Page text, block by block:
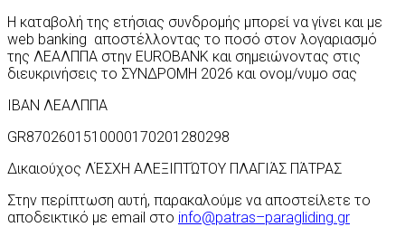
Η καταβολή της ετήσιας συνδρομής μπορεί να γίνει και με
web banking αποστέλλοντας το ποσό στον λογαριασμό
της ΛΕΑΛΠΠΑ στην EUROBANK και σημειώνοντας στις
διευκρινήσεις το ΣΥΝΔΡΟΜΗ 2026 και ονομ/νυμο σας
IBAN ΛΕΑΛΠΠΑ
GR8702601510000170201280298
Δικαιούχος ΛΈΣΧΗ ΑΛΕΞΙΠΤΏΤΟΥ ΠΛΑΓΙΆΣ ΠΆΤΡΑΣ
Στην περίπτωση αυτή, παρακαλούμε να αποστείλετε το
αποδεικτικό με email στο info@patras–paragliding gr